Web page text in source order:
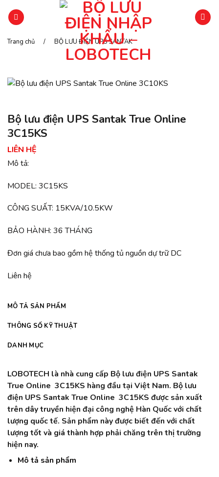
đến
nộiTrang chủ / BỘ LƯU ĐIỆN UPS SANTAK
Bộ lưu điện UPS Santak True Online
3C15KS
LIÊN HỆ
Mô tả:
MODEL: 3C15KS
CÔNG SUẤT: 15KVA/10.5KW
BẢO HÀNH: 36 THÁNG
Đơn giá chưa bao gồm hệ thống tủ nguồn dự trữ DC
Liên hệ
MÔ TẢ SẢN PHẨM
THÔNG SỐ KỸ THUẬT
DANH MỤC
LOBOTECH là nhà cung cấp Bộ lưu điện UPS Santak
True Online 3C15KS hàng đầu tại Việt Nam. Bộ lưu
điện UPS Santak True Online 3C15KS được sản xuất
trên dây truyền hiện đại công nghệ Hàn Quốc với chất
lượng quốc tế. Sản phẩm này được biết đến với chất
lượng tốt và giá thành hợp phải chăng trên thị trường
hiện nay.
Mô tả sản phẩm